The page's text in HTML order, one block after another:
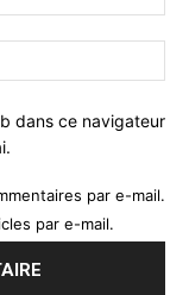
:*
:
dans ce navigateur
par e-mail.
par e-mail.